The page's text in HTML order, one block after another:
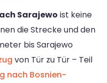
Sarajewo ist keine
die Strecke und den
bis Sarajewo
von Tür zu Tür – Teil
nach Bosnien-